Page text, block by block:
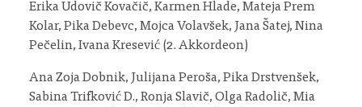
Erika Udovič Kovačič, Karmen Hlade, Mateja Prem
Kolar, Pika Debevc, Mojca Volavšek, Jana Šatej, Nina
Pečelin, Ivana Kresević (2. Akkordeon)
Ana Zoja Dobnik, Julijana Peroša, Pika Drstvenšek,
Sabina Trifković D., Ronja Slavič, Olga Radolič, Mia